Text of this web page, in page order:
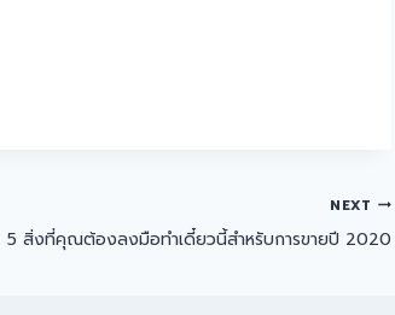
NEXT
5 สิ่งที่คุณต้องลงมือทำเดี๋ยวนี้สำหรับการขายปี 2020